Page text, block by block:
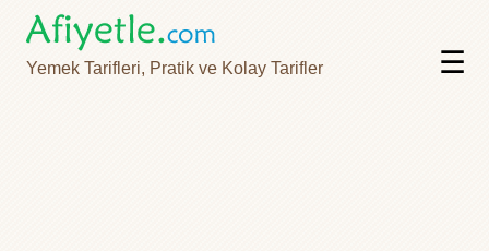
Yemek Tarifleri, Pratik ve Kolay Tarifler ☰